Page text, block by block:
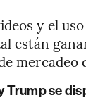
y el
están
mercadeo
Trump se